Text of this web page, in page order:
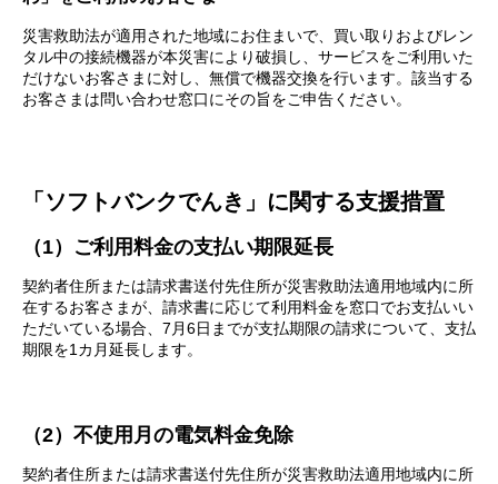
災害救助法が適用された地域にお住まいで、買い取りおよびレン
タル中の接続機器が本災害により破損し、サービスをご利用いた
だけないお客さまに対し、無償で機器交換を行います。該当する
お客さまは問い合わせ窓口にその旨をご申告ください。
「ソフトバンクでんき」に関する支援措置
（1）ご利用料金の支払い期限延長
契約者住所または請求書送付先住所が災害救助法適用地域内に所
在するお客さまが、請求書に応じて利用料金を窓口でお支払いい
ただいている場合、7月6日までが支払期限の請求について、支払
期限を1カ月延長します。
（2）不使用月の電気料金免除
契約者住所または請求書送付先住所が災害救助法適用地域内に所